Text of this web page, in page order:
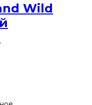
Wild